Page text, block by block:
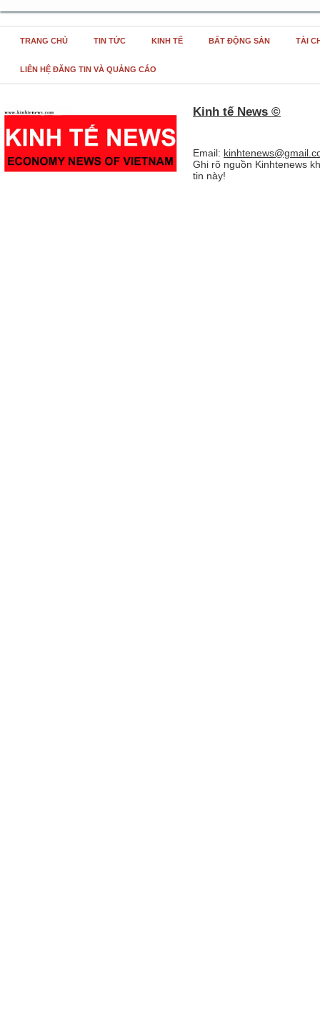
TRANG CHỦ TIN TỨC KINH TẾ BẤT ĐỘNG SẢN TÀI
LIÊN HỆ ĐĂNG TIN VÀ QUẢNG CÁO
Kinh tế News ©
Email:
Ghi rõ nguồn Kinhtenews
tin này!